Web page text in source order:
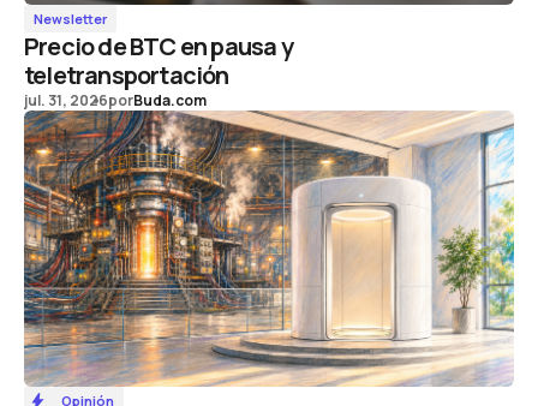
Newsletter
Precio de BTC en pausa y
teletransportación
jul. 31, 2026porBuda.com
Opinión